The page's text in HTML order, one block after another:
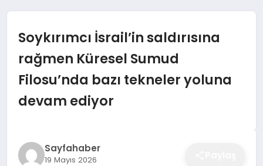
GÜNDEM
İZMIR HABERLERI
EĞITIM
EKONOMI
Soykırımcı İsrail’in saldırısına
rağmen Küresel Sumud
Filosu’nda bazı tekneler yoluna
devam ediyor
Sayfahaber
19 Mayıs 2026